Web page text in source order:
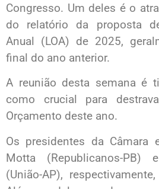
Congresso. Um deles é o
do relatório da proposta
Anual (LOA) de 2025,
final do ano anterior.
A reunião desta semana é
como crucial para
Orçamento deste ano.
Os presidentes da Câmara
Motta (Republicanos-PB)
(União-AP),